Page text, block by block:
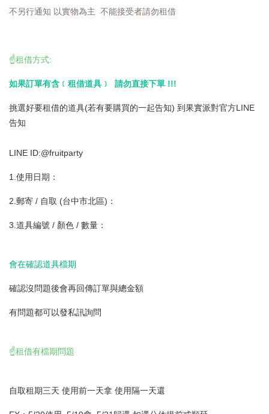
不另行通知 以實物為主 不能接受者請勿租借
☝️租借方式:
如果訂單有含﹝租借道具﹞ 請勿直接下單 !!!
挑選好要租借的道具(若有要購買的一起告知) 到果實派對官方LINE
告知
LINE ID:@fruitparty
1.使用日期：
2.郵寄 / 自取 (台中市北區)：
3.道具編號 / 顏色 / 數量：
會在確認道具檔期
確認沒問題後會再回傳訂單與總金額
有問題都可以發私訊詢問
☝️租借有檔期問題
自取租期三天 使用前一天拿 使用隔一天還